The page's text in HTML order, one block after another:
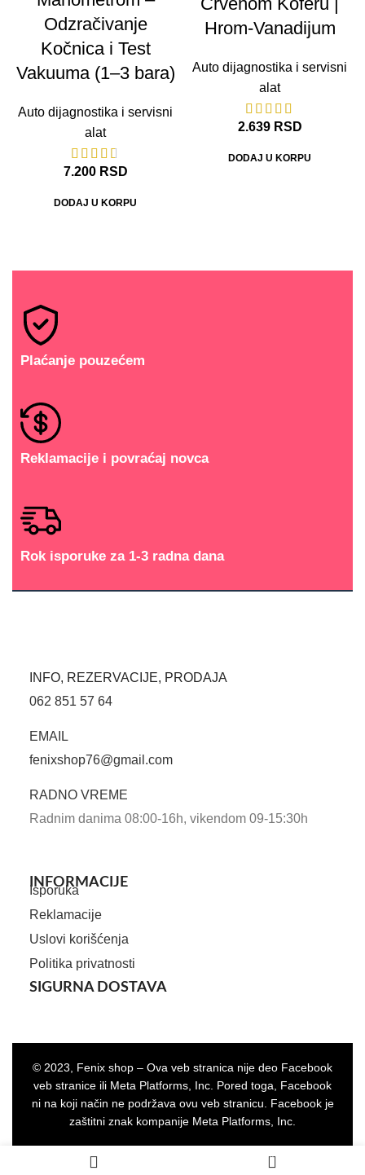
Odzračivanje
Kočnica i Test
Vakuuma (1–3 bara)
Auto dijagnostika i servisni
alat
7.200 RSD
DODAJ U KORPU
Hrom-Vanadijum
Auto dijagnostika i servisni
alat
2.639 RSD
DODAJ U KORPU
Plaćanje pouzećem
Reklamacije i povraćaj novca
Rok isporuke za 1-3 radna dana
INFO, REZERVACIJE, PRODAJA
062 851 57 64
EMAIL
fenixshop76@gmail.com
RADNO VREME
Radnim danima 08:00-16h, vikendom 09-15:30h
INFORMACIJE
Isporuka
Reklamacije
Uslovi korišćenja
Politika privatnosti
SIGURNA DOSTAVA
© 2023, Fenix shop – Ova veb stranica nije deo Facebook
veb stranice ili Meta Platforms, Inc. Pored toga, Facebook
ni na koji način ne podržava ovu veb stranicu. Facebook je
zaštitni znak kompanije Meta Platforms, Inc.
0